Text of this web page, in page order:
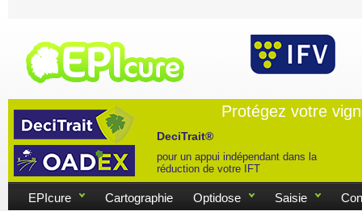
Protégez votre
DeciTrait®
pour un appui indépendant dans la
réduction de votre IFT
EPIcure Cartographie Optidose Saisie